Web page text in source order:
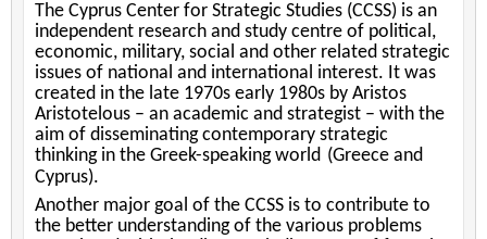
The Cyprus Center for Strategic Studies (CCSS) is an
independent research and study centre of political,
economic, military, social and other related strategic
issues of national and international interest. It was
created in the late 1970s early 1980s by Aristos
Aristotelous – an academic and strategist – with the
aim of disseminating contemporary strategic
thinking in the Greek-speaking world (Greece and
Cyprus).
Another major goal of the CCSS is to contribute to
the better understanding of the various problems